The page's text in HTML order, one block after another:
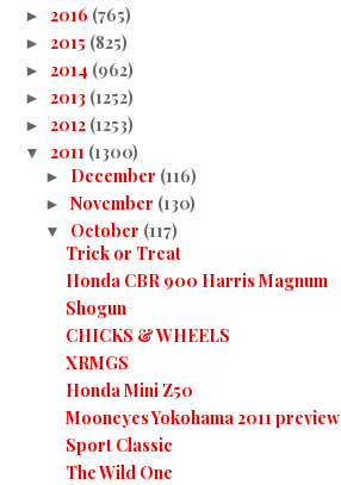
► 2016 (765)
► 2015 (825)
► 2014 (962)
► 2013 (1252)
► 2012 (1253)
▼ 2011 (1300)
► December (116)
► November (130)
▼ October (117)
Trick or Treat
Honda CBR 900 Harris Magnum
Shogun
CHICKS & WHEELS
XRMGS
Honda Mini Z50
Mooneyes Yokohama 2011 preview
Sport Classic
The Wild One